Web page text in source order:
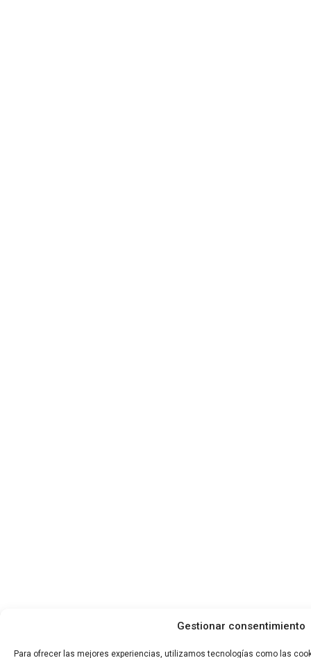
Gestionar consentimiento
Para ofrecer las mejores experiencias, utilizamos tecnologías como las